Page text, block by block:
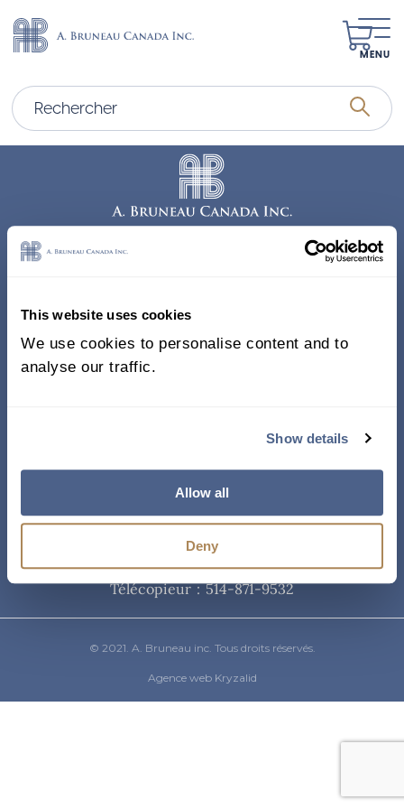
This website uses cookies
We use cookies to personalise content and to
analyse our traffic.
Show details
Allow all
Deny
MENU
338, Rue Saint-Antoine E.
Bureau 011, Montréal QC
H2Y 1A3 Canada
Téléphone
514-871-9821/ 1-800-361-8487
Télécopieur : 514-871-9532
© 2021. A. Bruneau inc. Tous droits réservés.
Agence web Kryzalid